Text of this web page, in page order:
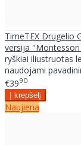
TimeTEX Drugelio
versija
ryškiai iliustruotas
naudojami
€3990
Naujiena